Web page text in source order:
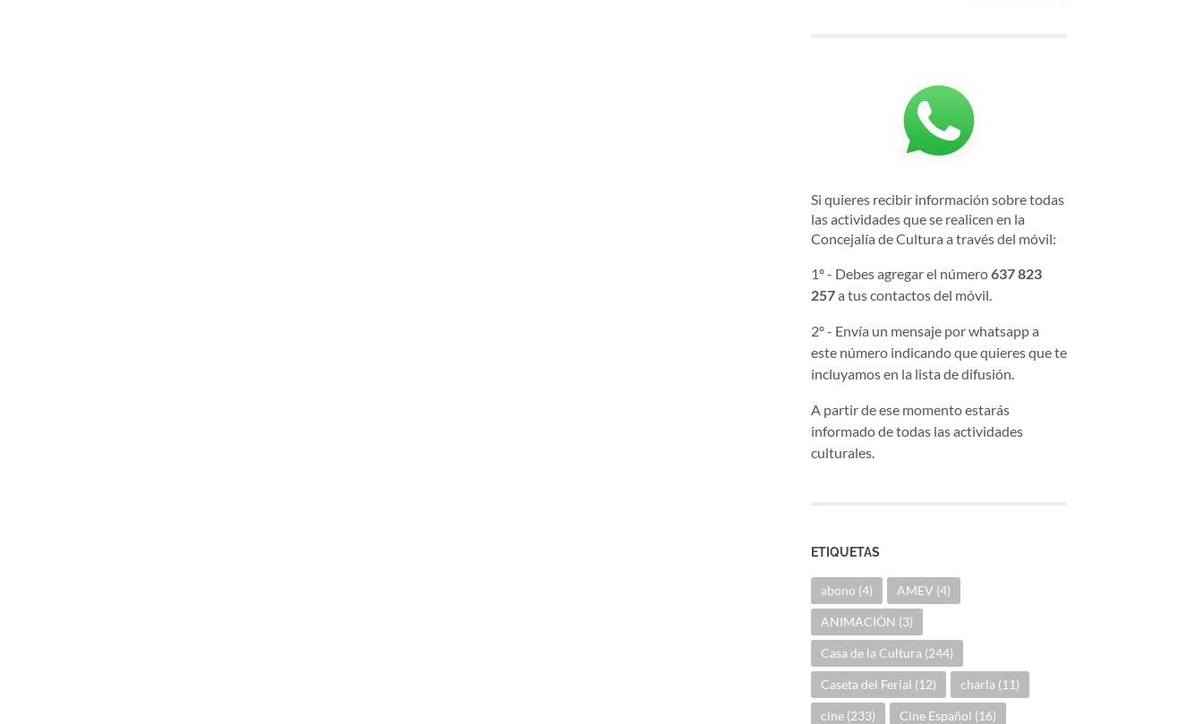
Si quieres recibir información sobre todas
las actividades que se realicen en la
Concejalía de Cultura a través del móvil:
1º - Debes agregar el número637 823
257a tus contactos del móvil.
2º - Envía un mensaje por whatsapp a
este número indicando que quieres que te
incluyamos en la lista de difusión.
A partir de ese momento estarás
informado de todas las actividades
culturales.
ETIQUETAS
abono (4) AMEV (4)
ANIMACIÓN (3)
Casa de la Cultura (244)
Caseta del Ferial (12) charla (11)
cine (233) Cine Español (16)